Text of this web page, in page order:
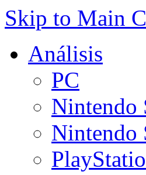
Skip to Main
Análisis
PC
Nintendo
Nintendo